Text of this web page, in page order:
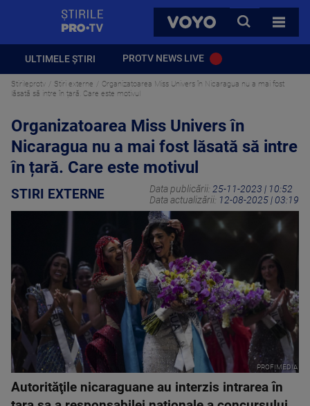
VOYO
CAUTA
TOATE
ULTIMELE ȘTIRI PROTV NEWS LIVE
Stirileprotv Stiri externe
Organizatoarea Miss Univers în Nicaragua nu a mai fost
lăsată să intre în țară. Care este motivul
Organizatoarea Miss Univers în
Nicaragua nu a mai fost lăsată să intre
în țară. Care este motivul
STIRI EXTERNE Data publicării: 25-11-2023 | 10:52
Data actualizării: 12-08-2025 | 03:19
PROFIMEDIA
Autorităţile nicaraguane au interzis intrarea în